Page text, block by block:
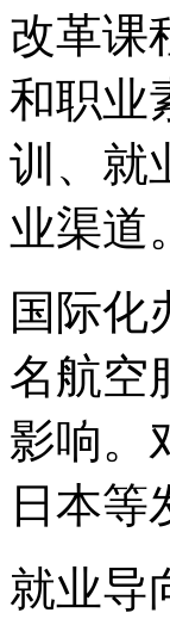
改革课
和职业
训、就
业渠道。
国际化
名航空
影响。
日本等
就业导